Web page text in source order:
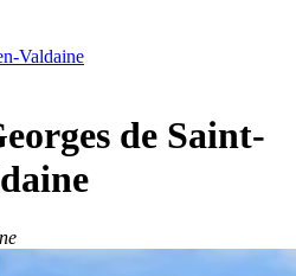
Valdaine
de Saint-